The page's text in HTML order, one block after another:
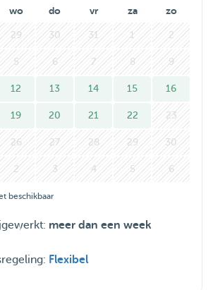
away. I’m responsive, flexible with
on making sure your pet feels
wo do vr za zo
29 30 31 1 2
5 6 7 8 9
12 13 14 15 16
19 20 21 22 23
26 27 28 29 30
2 3 4 5 6
beschikbaar
meer dan een week
Flexibel